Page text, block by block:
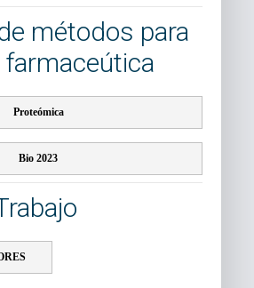
métodos para
Proteómica
Bio 2023